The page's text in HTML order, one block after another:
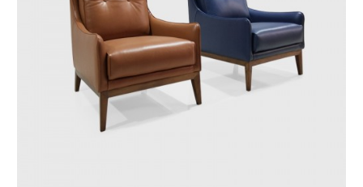
餐桌柜
Dining table with